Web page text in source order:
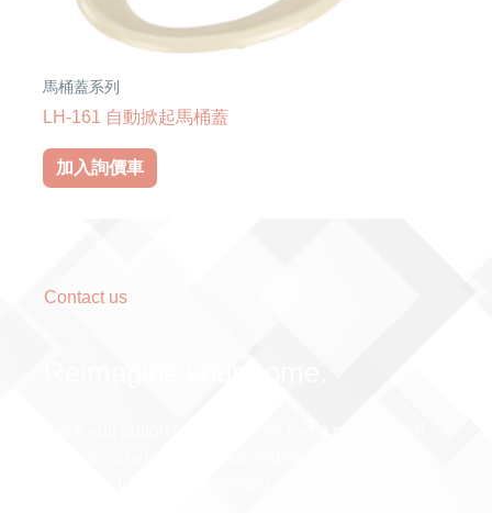
馬桶蓋系列
LH-161 自動掀起馬桶蓋
加入詢價車
Contact us